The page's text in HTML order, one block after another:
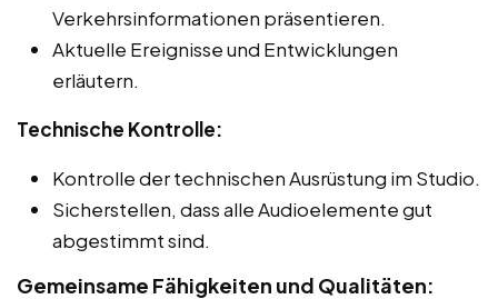
Verkehrsinformationen präsentieren.
Aktuelle Ereignisse und Entwicklungen
erläutern.
Technische Kontrolle:
Kontrolle der technischen Ausrüstung im Studio.
Sicherstellen, dass alle Audioelemente gut
abgestimmt sind.
Gemeinsame Fähigkeiten und Qualitäten: